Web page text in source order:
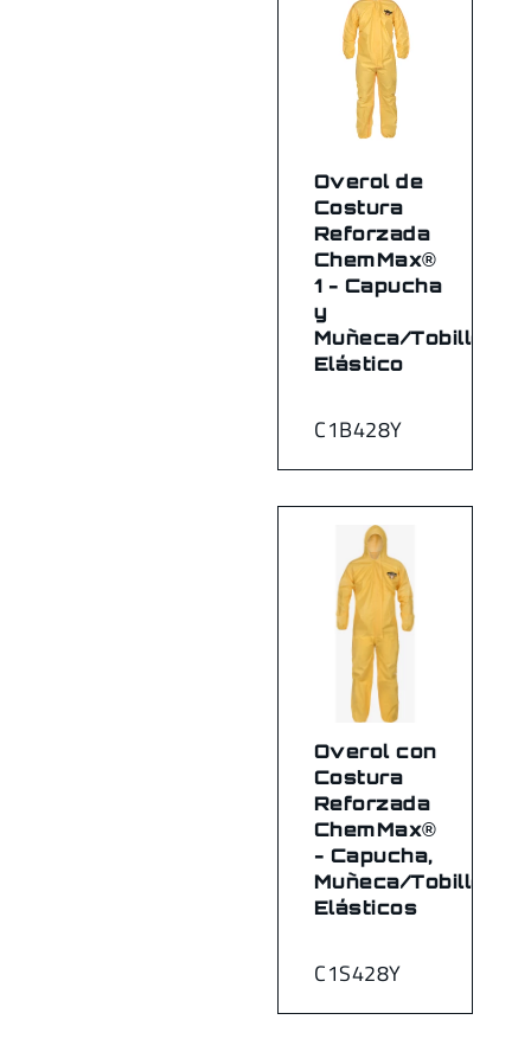
C1B428Y
Overol de
Costura
Reforzada
ChemMax®
1 - Capucha
y
Muñeca/Tobillo
Elástico
C1S428Y
Overol con
Costura
Reforzada
ChemMax®
- Capucha,
Muñeca/Tobillo
Elásticos